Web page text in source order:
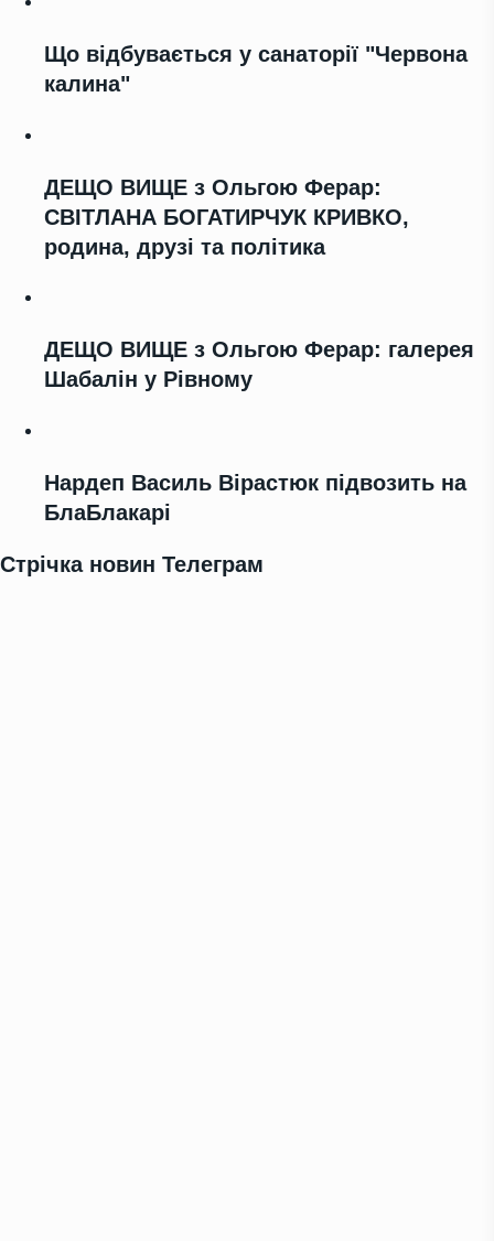
Що відбувається у санаторії "Червона
калина"
ДЕЩО ВИЩЕ з Ольгою Ферар:
СВІТЛАНА БОГАТИРЧУК КРИВКО,
родина, друзі та політика
ДЕЩО ВИЩЕ з Ольгою Ферар: галерея
Шабалін у Рівному
Нардеп Василь Вірастюк підвозить на
БлаБлакарі
Стрічка новин Телеграм